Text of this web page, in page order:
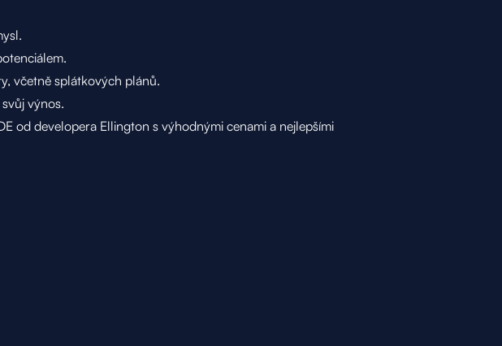
včetně splátkových plánů.
výnos.
od developera Ellington s výhodnými cenami a nejlepšími